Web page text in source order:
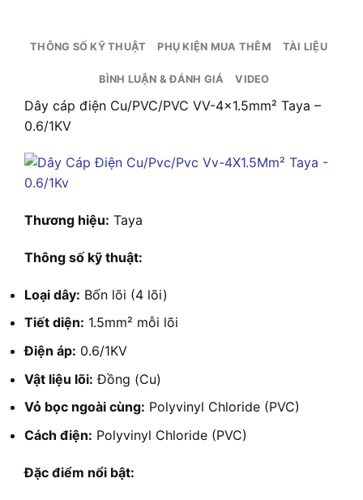
THÔNG SỐ KỸ THUẬT PHỤ KIỆN MUA THÊM TÀI LIỆU
BÌNH LUẬN & ĐÁNH GIÁ VIDEO
Dây cáp điện Cu/PVC/PVC VV-4×1.5mm² Taya –
0.6/1KV
Thương hiệu: Taya
Thông số kỹ thuật:
Loại dây: Bốn lõi (4 lõi)
Tiết diện: 1.5mm² mỗi lõi
Điện áp: 0.6/1KV
Vật liệu lõi: Đồng (Cu)
Vỏ bọc ngoài cùng: Polyvinyl Chloride (PVC)
Cách điện: Polyvinyl Chloride (PVC)
Đặc điểm nổi bật: